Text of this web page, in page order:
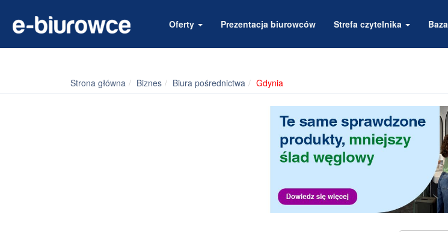
Oferty Prezentacja biurowców Strefa czytelnika
Strona główna Biznes Biura pośrednictwa Gdynia